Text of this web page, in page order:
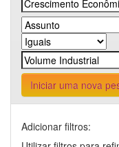
Iniciar uma nova
Adicionar filtros: